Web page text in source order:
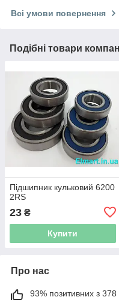
Всі умови повернення
Подібні товари
Підшипник кульковий 6200
2RS
23 ₴
Купити
Про нас
93% позитивних з 378